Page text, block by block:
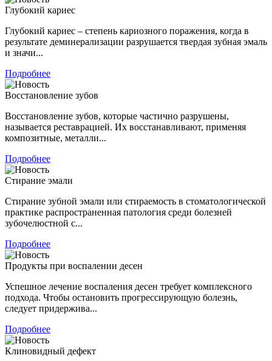
Глубокий кариес
Глубокий кариес – степень кариозного поражения, когда в
результате деминерализации разрушается твердая зубная эмаль
и значи...
Подробнее
Восстановление зубов
Восстановление зубов, которые частично разрушены,
называется реставрацией. Их восстанавливают, применяя
композитные, металли...
Подробнее
Стирание эмали
Стирание зубной эмали или стираемость в стоматологической
практике распространенная патология среди болезней
зубочелюстной с...
Подробнее
Продукты при воспалении десен
Успешное лечение воспаления десен требует комплексного
подхода. Чтобы остановить прогрессирующую болезнь,
следует придержива...
Подробнее
Клиновидный дефект